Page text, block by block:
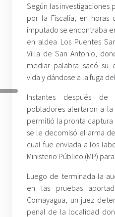
Según las investigaciones
por la Fiscalía, en horas
imputado se encontraba
en aldea Los Puentes
Villa de San Antonio,
mediar palabra sacó su
vida y dándose a la fuga
Instantes después
pobladores alertaron a
permitió la pronta
se le decomisó el arma
cual fue enviada a los
Ministerio Público (MP)
Luego de terminada la
en las pruebas
Comayagua, un juez
penal de la localidad